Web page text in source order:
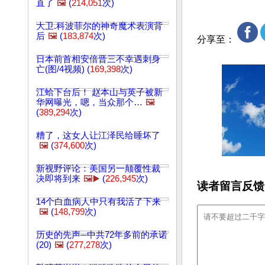
直了 🖼️ (214,051次)
大卫.科波菲尔的神奇魔术表演背
后 🖼️ (183,874次)
日本前首相安倍晋三不幸遇刺身
亡(图/4视频) (169,398次)
江蛤下台后！ 赵本山与英子被新
华网曝光，嗯，当众那个… 🖼️
(389,294次)
糟了，这女人让江泽民给睡坏了
🖼️ (374,600次)
新视野评论：美国另一颠覆性裁
决即将到来 🖼️▶️ (226,945次)
14个白血病人中只有我活了下来
🖼️ (148,799次)
历史的先声─中共72年多前的承诺
(20) 🖼️ (277,278次)
分享至：
读者留言反